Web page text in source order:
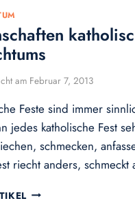
am Februar 7, 2013
Feste sind immer
jedes katholische Fest
schmecken,
riecht anders,
EIGENSCHAFTEN